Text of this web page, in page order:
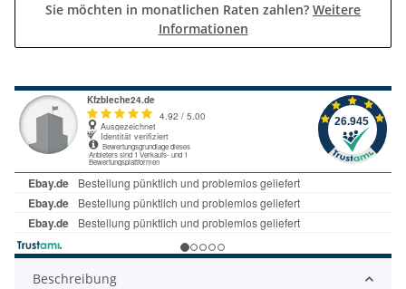
Sie möchten in monatlichen Raten zahlen? Weitere
Informationen
Beschreibung